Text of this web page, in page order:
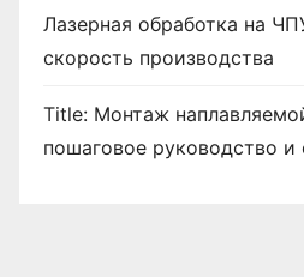
Лазерная обработка на
скорость производства
Title: Монтаж
пошаговое руководство и